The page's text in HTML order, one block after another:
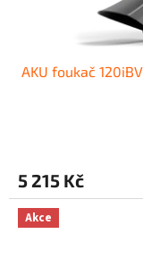
AKU foukač
5 215 Kč
Akce